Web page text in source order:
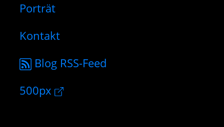
Porträt
Kontakt
Blog RSS-Feed
500px